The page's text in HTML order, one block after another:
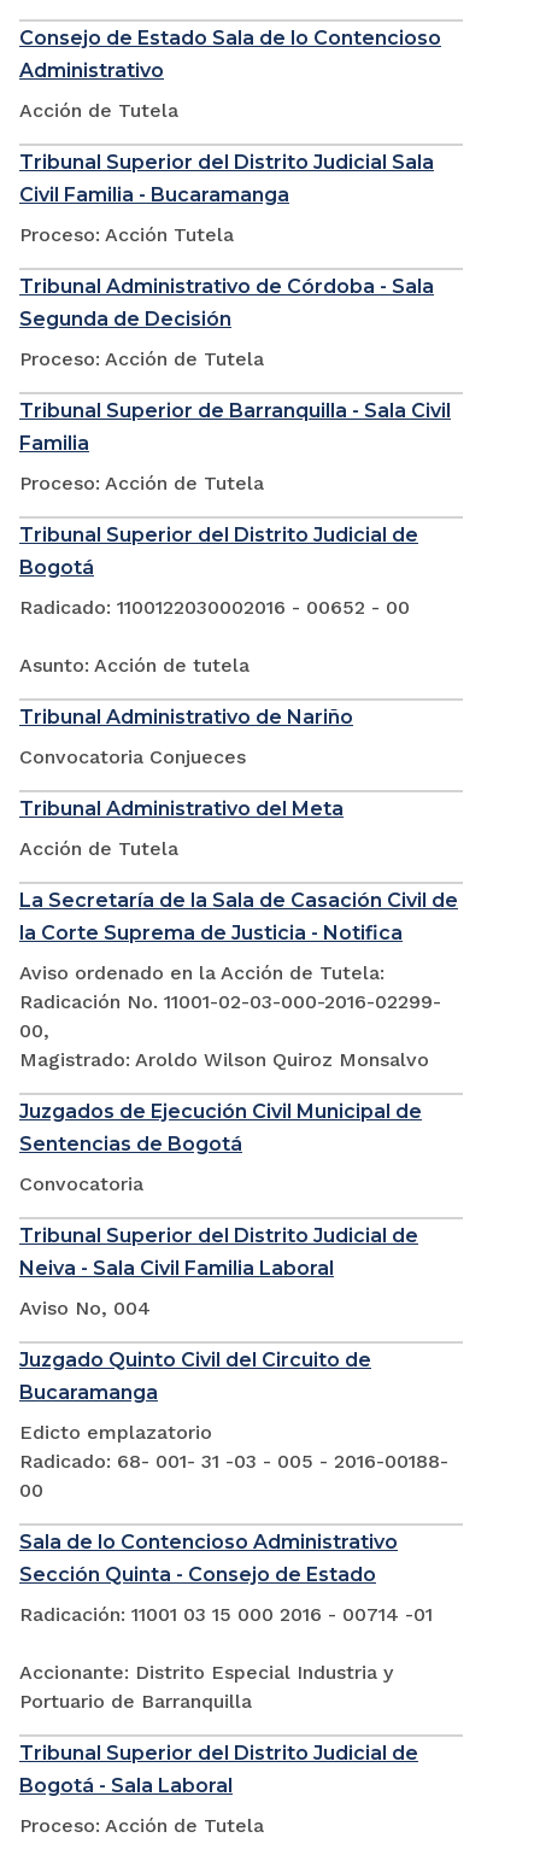
Consejo de Estado Sala de lo Contencioso
Administrativo
Acción de Tutela
Tribunal Superior del Distrito Judicial Sala
Civil Familia - Bucaramanga
Proceso: Acción Tutela
Tribunal Administrativo de Córdoba - Sala
Segunda de Decisión
Proceso: Acción de Tutela
Tribunal Superior de Barranquilla - Sala Civil
Familia
Proceso: Acción de Tutela
Tribunal Superior del Distrito Judicial de
Bogotá
Radicado: 1100122030002016 - 00652 - 00
Asunto: Acción de tutela
Tribunal Administrativo de Nariño
Convocatoria Conjueces
Tribunal Administrativo del Meta
Acción de Tutela
La Secretaría de la Sala de Casación Civil de
la Corte Suprema de Justicia - Notifica
Aviso ordenado en la Acción de Tutela:
Radicación No. 11001-02-03-000-2016-02299-
00,
Magistrado: Aroldo Wilson Quiroz Monsalvo
Juzgados de Ejecución Civil Municipal de
Sentencias de Bogotá
Convocatoria
Tribunal Superior del Distrito Judicial de
Neiva - Sala Civil Familia Laboral
Aviso No, 004
Juzgado Quinto Civil del Circuito de
Bucaramanga
Edicto emplazatorio
Radicado: 68- 001- 31 -03 - 005 - 2016-00188-
00
Sala de lo Contencioso Administrativo
Sección Quinta - Consejo de Estado
Radicación: 11001 03 15 000 2016 - 00714 -01
Accionante: Distrito Especial Industria y
Portuario de Barranquilla
Tribunal Superior del Distrito Judicial de
Bogotá - Sala Laboral
Proceso: Acción de Tutela